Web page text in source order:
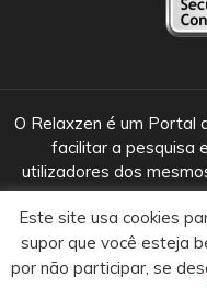
O Relaxzen é um Portal
facilitar a pesquisa
utilizadores dos
© 2018 • 2020 -
Este site usa cookies
supor que você esteja
por não participar, se